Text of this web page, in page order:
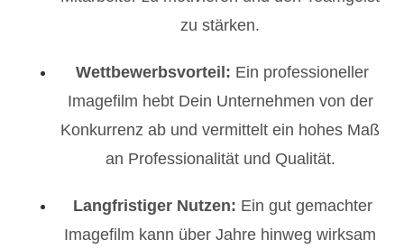
zu stärken.
Wettbewerbsvorteil: Ein professioneller
Imagefilm hebt Dein Unternehmen von der
Konkurrenz ab und vermittelt ein hohes Maß
an Professionalität und Qualität.
Langfristiger Nutzen: Ein gut gemachter
Imagefilm kann über Jahre hinweg wirksam